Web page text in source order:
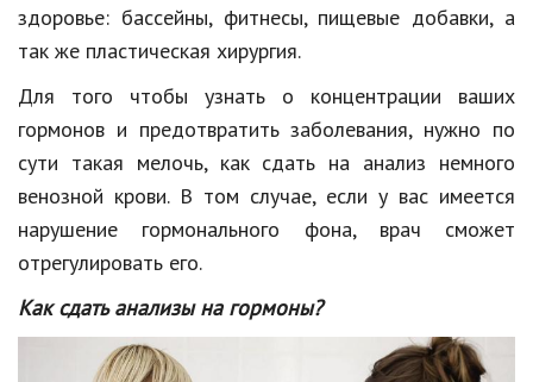
здоровье: бассейны, фитнесы, пищевые добавки, а
так же пластическая хирургия.
Для того чтобы узнать о концентрации ваших
гормонов и предотвратить заболевания, нужно по
сути такая мелочь, как сдать на анализ немного
венозной крови. В том случае, если у вас имеется
нарушение гормонального фона, врач сможет
отрегулировать его.
Как сдать анализы на гормоны?